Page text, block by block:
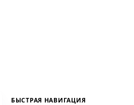
БЫСТРАЯ НАВИГАЦИЯ